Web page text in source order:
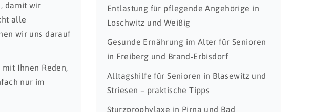
damit wir
alle
wir uns darauf
Ihnen Reden,
nur im
Entlastung für pflegende Angehörige in
Loschwitz und Weißig
Gesunde Ernährung im Alter für Senioren
in Freiberg und Brand‑Erbisdorf
Alltagshilfe für Senioren in Blasewitz und
Striesen – praktische Tipps
Sturzprophylaxe in Pirna und Bad